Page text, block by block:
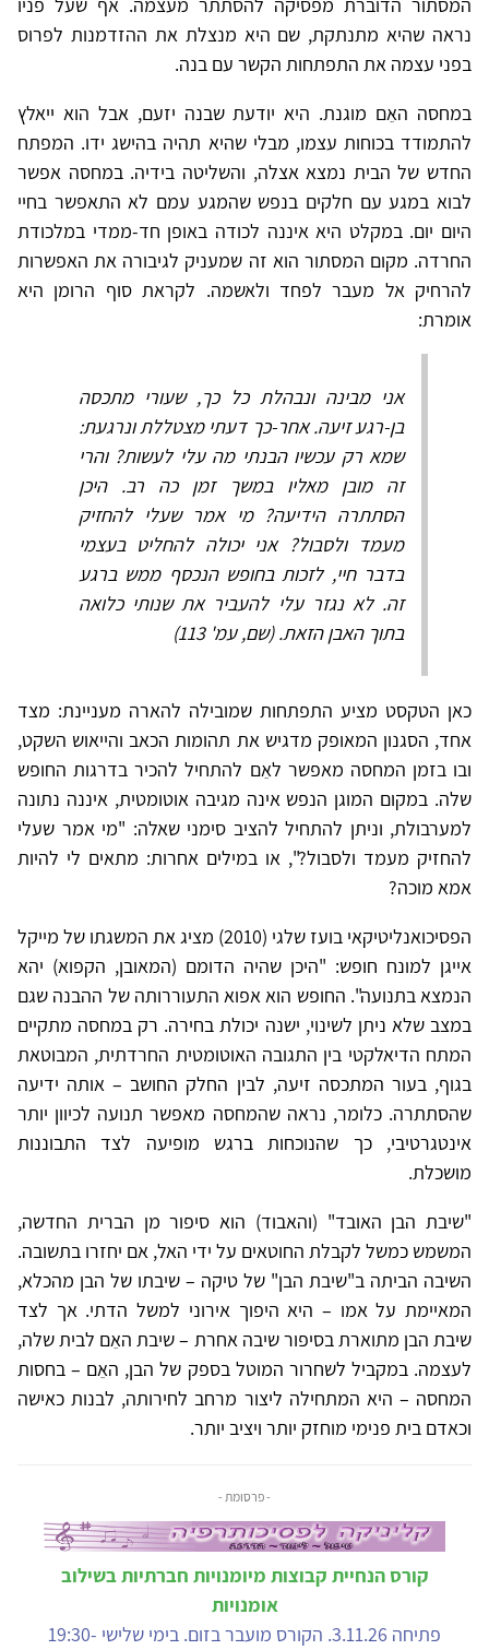
נראה שהיא מתנתקת, שם היא מנצלת את ההזדמנות לפרוס
בפני עצמה את התפתחות הקשר עם בנה.
במחסה האֵם מוגנת. היא יודעת שבנה יזעם, אבל הוא ייאלץ
להתמודד בכוחות עצמו, מבלי שהיא תהיה בהישג ידו. המפתח
החדש של הבית נמצא אצלה, והשליטה בידיה. במחסה אפשר
לבוא במגע עם חלקים בנפש שהמגע עמם לא התאפשר בחיי
היום יום. במקלט היא איננה לכודה באופן חד-ממדי במלכודת
החרדה. מקום המסתור הוא זה שמעניק לגיבורה את האפשרות
להרחיק אל מעבר לפחד ולאשמה. לקראת סוף הרומן היא
אומרת:
אני מבינה ונבהלת כל כך, שעורי מתכסה
בן-רגע זיעה. אחר-כך דעתי מצטללת ונרגעת:
שמא רק עכשיו הבנתי מה עלי לעשות? והרי
זה מובן מאליו במשך זמן כה רב. היכן
הסתתרה הידיעה? מי אמר שעלי להחזיק
מעמד ולסבול? אני יכולה להחליט בעצמי
בדבר חיי, לזכות בחופש הנכסף ממש ברגע
זה. לא נגזר עלי להעביר את שנותי כלואה
בתוך האבן הזאת. (שם, עמ' 113)
כאן הטקסט מציע התפתחות שמובילה להארה מעניינת: מצד
אחד, הסגנון המאופק מדגיש את תהומות הכאב והייאוש השקט,
ובו בזמן המחסה מאפשר לאֵם להתחיל להכיר בדרגות החופש
שלה. במקום המוגן הנפש אינה מגיבה אוטומטית, איננה נתונה
למערבולת, וניתן להתחיל להציב סימני שאלה: "מי אמר שעלי
להחזיק מעמד ולסבול?", או במילים אחרות: מתאים לי להיות
אמא מוכה?
הפסיכואנליטיקאי בועז שלגי (2010) מציג את המשגתו של מייקל
אייגן למונח חופש: "היכן שהיה הדומם (המאובן, הקפוא) יהא
הנמצא בתנועה". החופש הוא אפוא התעוררותה של ההבנה שגם
במצב שלא ניתן לשינוי, ישנה יכולת בחירה. רק במחסה מתקיים
המתח הדיאלקטי בין התגובה האוטומטית החרדתית, המבוטאת
בגוף, בעור המתכסה זיעה, לבין החלק החושב – אותה ידיעה
שהסתתרה. כלומר, נראה שהמחסה מאפשר תנועה לכיוון יותר
אינטגרטיבי, כך שהנוכחות ברגש מופיעה לצד התבוננות
מושכלת.
"שיבת הבן האובד" (והאבוד) הוא סיפור מן הברית החדשה,
המשמש כמשל לקבלת החוטאים על ידי האל, אם יחזרו בתשובה.
השיבה הביתה ב"שיבת הבן" של טיקה – שיבתו של הבן מהכלא,
המאיימת על אמו – היא היפוך אירוני למשל הדתי. אך לצד
שיבת הבן מתוארת בסיפור שיבה אחרת – שיבת האֵם לבית שלה,
לעצמה. במקביל לשחרור המוטל בספק של הבן, האֵם – בחסות
המחסה – היא המתחילה ליצור מרחב לחירותה, לבנות כאישה
וכאדם בית פנימי מוחזק יותר ויציב יותר.
- פרסומת -
קורס הנחיית קבוצות מיומנויות חברתיות בשילוב
אומנויות
פתיחה 3.11.26. הקורס מועבר בזום. בימי שלישי 19:30-